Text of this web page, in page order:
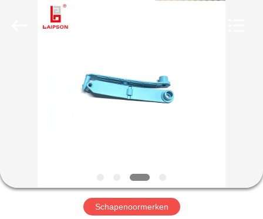
PRODUCTEN
FABRIEKSREIS
Schapenoormerken